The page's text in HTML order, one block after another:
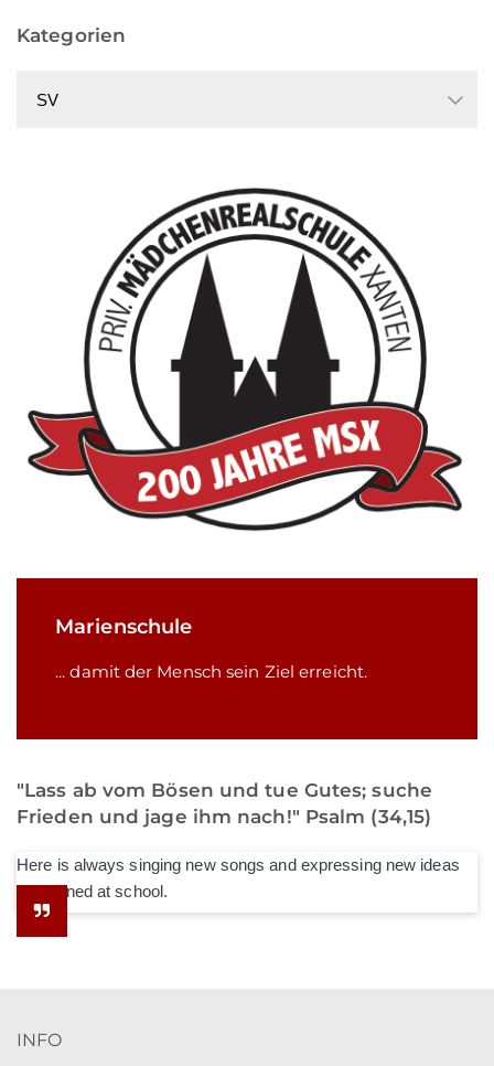
Kategorien
Marienschule
... damit der Mensch sein Ziel erreicht.
"Lass ab vom Bösen und tue Gutes; suche
Frieden und jage ihm nach!" Psalm (34,15)
Here is always singing new songs and expressing new ideas
he learned at school.
INFO